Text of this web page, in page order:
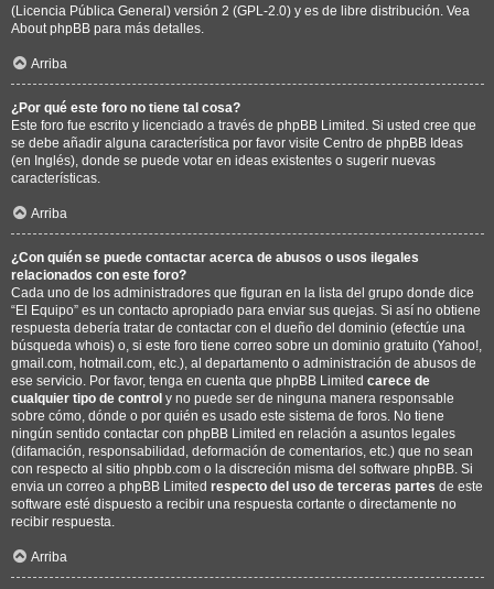
(Licencia Pública General) versión 2 (GPL-2.0) y es de libre distribución. Vea
About phpBB para más detalles.
Arriba
¿Por qué este foro no tiene tal cosa?
Este foro fue escrito y licenciado a través de phpBB Limited. Si usted cree que
se debe añadir alguna característica por favor visite Centro de phpBB Ideas
(en Inglés), donde se puede votar en ideas existentes o sugerir nuevas
características.
Arriba
¿Con quién se puede contactar acerca de abusos o usos ilegales
relacionados con este foro?
Cada uno de los administradores que figuran en la lista del grupo donde dice
“El Equipo” es un contacto apropiado para enviar sus quejas. Si así no obtiene
respuesta debería tratar de contactar con el dueño del dominio (efectúe una
búsqueda whois) o, si este foro tiene correo sobre un dominio gratuito (Yahoo!,
gmail.com, hotmail.com, etc.), al departamento o administración de abusos de
ese servicio. Por favor, tenga en cuenta que phpBB Limited carece de
cualquier tipo de control y no puede ser de ninguna manera responsable
sobre cómo, dónde o por quién es usado este sistema de foros. No tiene
ningún sentido contactar con phpBB Limited en relación a asuntos legales
(difamación, responsabilidad, deformación de comentarios, etc.) que no sean
con respecto al sitio phpbb.com o la discreción misma del software phpBB. Si
envia un correo a phpBB Limited respecto del uso de terceras partes de este
software esté dispuesto a recibir una respuesta cortante o directamente no
recibir respuesta.
Arriba